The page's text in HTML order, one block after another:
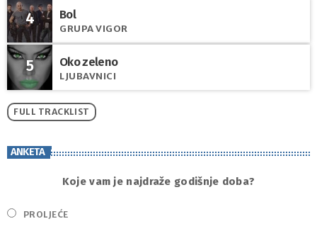
4 Bol
GRUPA VIGOR
5 Oko zeleno
LJUBAVNICI
FULL TRACKLIST
ANKETA
Koje vam je najdraže godišnje doba?
PROLJEĆE